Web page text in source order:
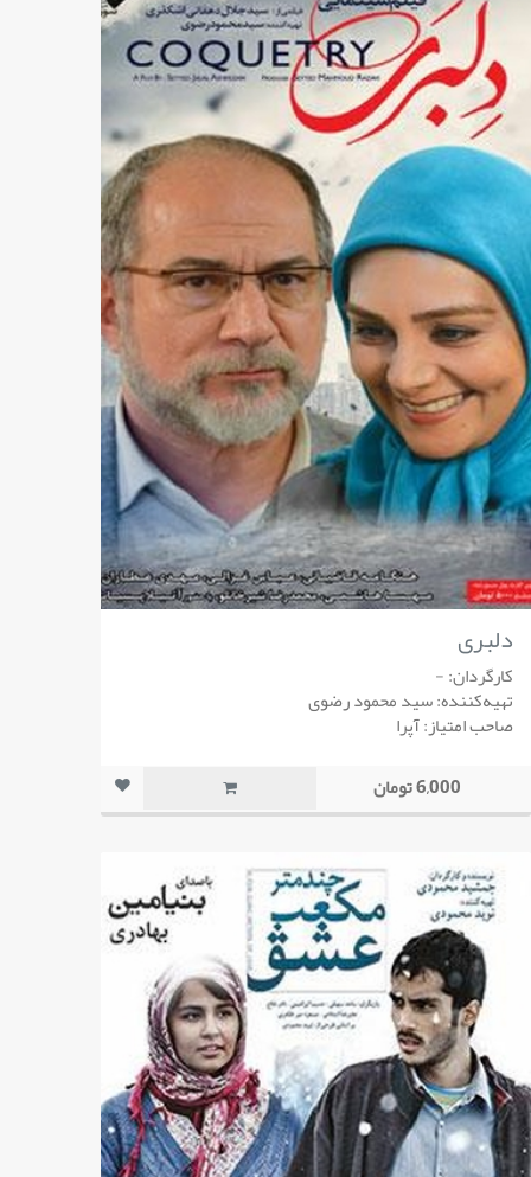
دلبری
کارگردان: -
تهیه‌کننده: سید محمود رضوی
صاحب امتیاز: آپرا
6,000 تومان